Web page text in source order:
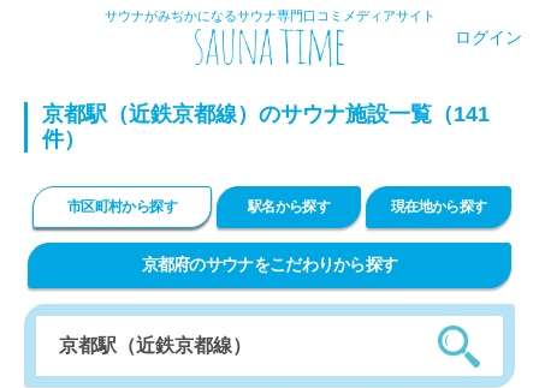
サウナがみぢかになるサウナ専門口コミメディアサイト
ログイン
京都駅（近鉄京都線）のサウナ施設一覧（141
件）
市区町村から探す 駅名から探す 現在地から探す
京都府のサウナをこだわりから探す